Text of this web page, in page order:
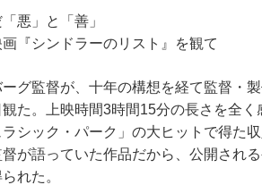
悪」と「善」
ーのリスト』を観て
グ監督が、十年の構想を経て監督・
た。上映時間3時間15分の長さを全
シック・パーク」の大ヒットで得た
が語っていた作品だから、公開され
れた。